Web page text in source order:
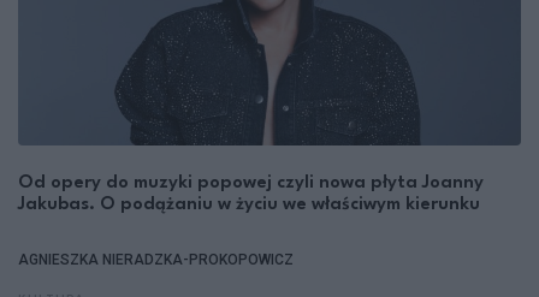
Od opery do muzyki popowej czyli nowa płyta Joanny
Jakubas. O podążaniu w życiu we właściwym kierunku
AGNIESZKA NIERADZKA-PROKOPOWICZ